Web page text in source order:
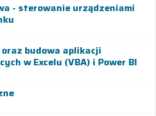
- sterowanie urządzeniami
budowa aplikacji
w Excelu (VBA) i Power BI